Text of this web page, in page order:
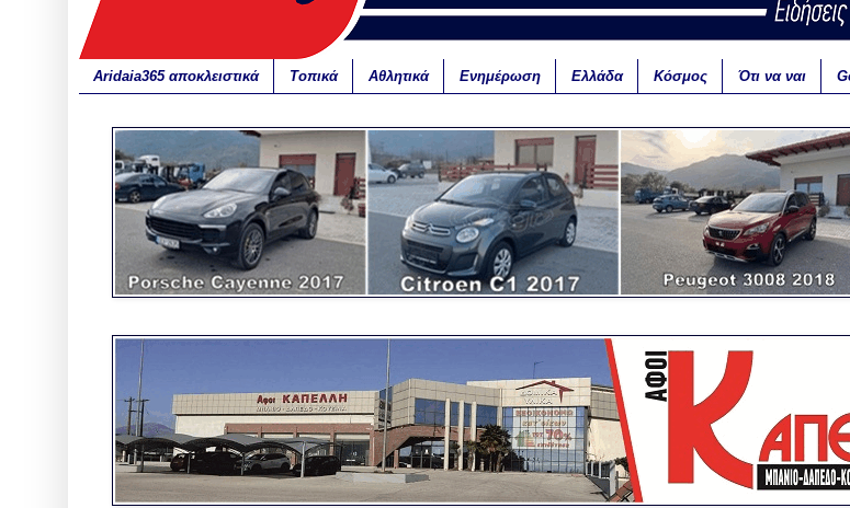
Aridaia365 αποκλειστικά Τοπικά Αθλητικά Ενημέρωση Ελλάδα Κόσμος Ότι να ναι